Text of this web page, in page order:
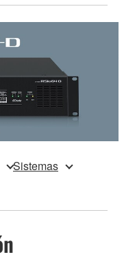
Sistemas